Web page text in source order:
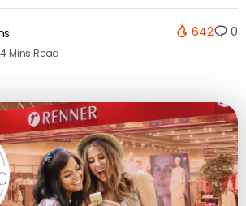
4 Mins Read
642 0